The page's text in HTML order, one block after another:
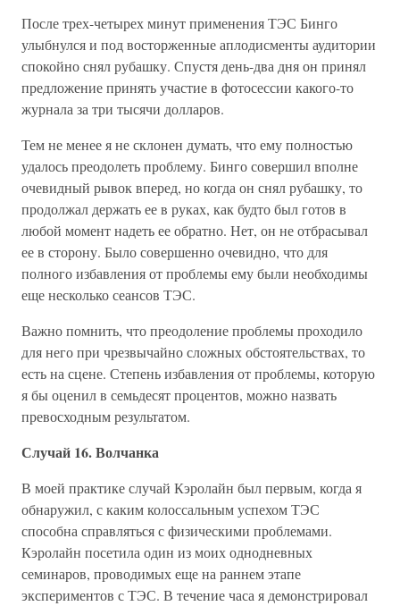
После трех-четырех минут применения ТЭС Бинго
улыбнулся и под восторженные аплодисменты аудитории
спокойно снял рубашку. Спустя день-два дня он принял
предложение принять участие в фотосессии какого-то
журнала за три тысячи долларов.
Тем не менее я не склонен думать, что ему полностью
удалось преодолеть проблему. Бинго совершил вполне
очевидный рывок вперед, но когда он снял рубашку, то
продолжал держать ее в руках, как будто был готов в
любой момент надеть ее обратно. Нет, он не отбрасывал
ее в сторону. Было совершенно очевидно, что для
полного избавления от проблемы ему были необходимы
еще несколько сеансов ТЭС.
Важно помнить, что преодоление проблемы проходило
для него при чрезвычайно сложных обстоятельствах, то
есть на сцене. Степень избавления от проблемы, которую
я бы оценил в семьдесят процентов, можно назвать
превосходным результатом.
Случай 16. Волчанка
В моей практике случай Кэролайн был первым, когда я
обнаружил, с каким колоссальным успехом ТЭС
способна справляться с физическими проблемами.
Кэролайн посетила один из моих однодневных
семинаров, проводимых еще на раннем этапе
экспериментов с ТЭС. В течение часа я демонстрировал